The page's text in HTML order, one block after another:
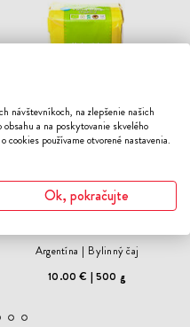
YERBA MATE - KRAUS
ORGANIC
Argentína
Bylinný čaj
10.00 €
500 g
návštevníkoch, na zlepšenie našich
a na poskytovanie skvelého
používame otvorené nastavenia.
Ok, pokračujte